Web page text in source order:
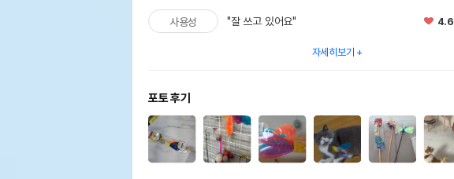
사용성 "잘 쓰고 있어요" 4.6
자세히보기
포토 후기